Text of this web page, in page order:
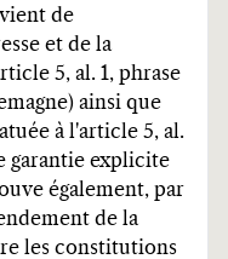
de
et de la
5, al. 1, phrase
ainsi que
à l'article 5, al.
garantie explicite
également, par
de la
les constitutions